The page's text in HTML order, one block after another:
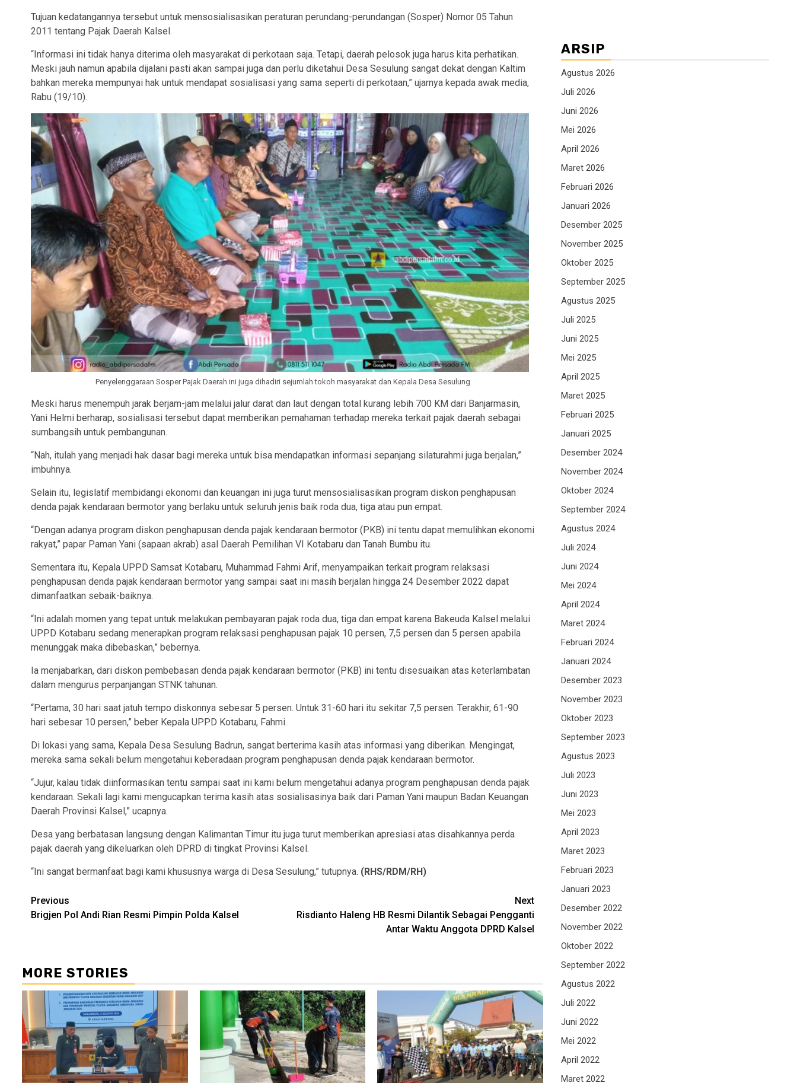
Tujuan kedatangannya tersebut untuk mensosialisasikan peraturan perundang-perundangan (Sosper) Nomor 05 Tahun
2011 tentang Pajak Daerah Kalsel.
“Informasi ini tidak hanya diterima oleh masyarakat di perkotaan saja. Tetapi, daerah pelosok juga harus kita perhatikan.
Meski jauh namun apabila dijalani pasti akan sampai juga dan perlu diketahui Desa Sesulung sangat dekat dengan Kaltim
bahkan mereka mempunyai hak untuk mendapat sosialisasi yang sama seperti di perkotaan,” ujarnya kepada awak media,
Rabu (19/10).
Penyelenggaraan Sosper Pajak Daerah ini juga dihadiri sejumlah tokoh masyarakat dan Kepala Desa Sesulung
Meski harus menempuh jarak berjam-jam melalui jalur darat dan laut dengan total kurang lebih 700 KM dari Banjarmasin,
Yani Helmi berharap, sosialisasi tersebut dapat memberikan pemahaman terhadap mereka terkait pajak daerah sebagai
sumbangsih untuk pembangunan.
“Nah, itulah yang menjadi hak dasar bagi mereka untuk bisa mendapatkan informasi sepanjang silaturahmi juga berjalan,”
imbuhnya.
Selain itu, legislatif membidangi ekonomi dan keuangan ini juga turut mensosialisasikan program diskon penghapusan
denda pajak kendaraan bermotor yang berlaku untuk seluruh jenis baik roda dua, tiga atau pun empat.
“Dengan adanya program diskon penghapusan denda pajak kendaraan bermotor (PKB) ini tentu dapat memulihkan ekonomi
rakyat,” papar Paman Yani (sapaan akrab) asal Daerah Pemilihan VI Kotabaru dan Tanah Bumbu itu.
Sementara itu, Kepala UPPD Samsat Kotabaru, Muhammad Fahmi Arif, menyampaikan terkait program relaksasi
penghapusan denda pajak kendaraan bermotor yang sampai saat ini masih berjalan hingga 24 Desember 2022 dapat
dimanfaatkan sebaik-baiknya.
“Ini adalah momen yang tepat untuk melakukan pembayaran pajak roda dua, tiga dan empat karena Bakeuda Kalsel melalui
UPPD Kotabaru sedang menerapkan program relaksasi penghapusan pajak 10 persen, 7,5 persen dan 5 persen apabila
menunggak maka dibebaskan,” bebernya.
Ia menjabarkan, dari diskon pembebasan denda pajak kendaraan bermotor (PKB) ini tentu disesuaikan atas keterlambatan
dalam mengurus perpanjangan STNK tahunan.
“Pertama, 30 hari saat jatuh tempo diskonnya sebesar 5 persen. Untuk 31-60 hari itu sekitar 7,5 persen. Terakhir, 61-90
hari sebesar 10 persen,” beber Kepala UPPD Kotabaru, Fahmi.
Di lokasi yang sama, Kepala Desa Sesulung Badrun, sangat berterima kasih atas informasi yang diberikan. Mengingat,
mereka sama sekali belum mengetahui keberadaan program penghapusan denda pajak kendaraan bermotor.
“Jujur, kalau tidak diinformasikan tentu sampai saat ini kami belum mengetahui adanya program penghapusan denda pajak
kendaraan. Sekali lagi kami mengucapkan terima kasih atas sosialisasinya baik dari Paman Yani maupun Badan Keuangan
Daerah Provinsi Kalsel,” ucapnya.
Desa yang berbatasan langsung dengan Kalimantan Timur itu juga turut memberikan apresiasi atas disahkannya perda
pajak daerah yang dikeluarkan oleh DPRD di tingkat Provinsi Kalsel.
“Ini sangat bermanfaat bagi kami khususnya warga di Desa Sesulung,” tutupnya. (RHS/RDM/RH)
Continue
Reading
Previous
Brigjen Pol Andi Rian Resmi Pimpin Polda Kalsel
Next
Risdianto Haleng HB Resmi Dilantik Sebagai Pengganti
Antar Waktu Anggota DPRD Kalsel
MORE STORIES
ARSIP
Agustus 2026
Juli 2026
Juni 2026
Mei 2026
April 2026
Maret 2026
Februari 2026
Januari 2026
Desember 2025
November 2025
Oktober 2025
September 2025
Agustus 2025
Juli 2025
Juni 2025
Mei 2025
April 2025
Maret 2025
Februari 2025
Januari 2025
Desember 2024
November 2024
Oktober 2024
September 2024
Agustus 2024
Juli 2024
Juni 2024
Mei 2024
April 2024
Maret 2024
Februari 2024
Januari 2024
Desember 2023
November 2023
Oktober 2023
September 2023
Agustus 2023
Juli 2023
Juni 2023
Mei 2023
April 2023
Maret 2023
Februari 2023
Januari 2023
Desember 2022
November 2022
Oktober 2022
September 2022
Agustus 2022
Juli 2022
Juni 2022
Mei 2022
April 2022
Maret 2022